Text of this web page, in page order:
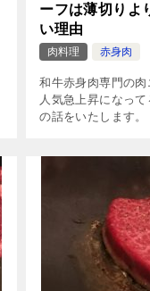
ーフは薄切りよ
い理由
肉料理 赤身肉
和牛赤身肉専門の
人気急上昇になっ
の話をいたします。